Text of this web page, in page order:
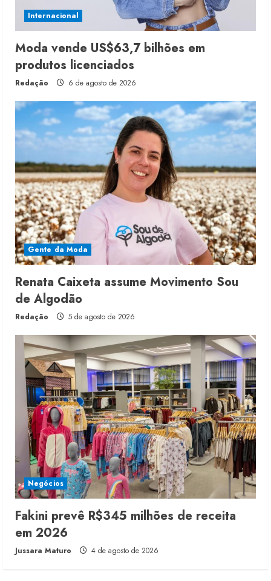
Internacional
Moda vende US$63,7 bilhões em
produtos licenciados
Redação 6 de agosto de 2026
Gente da Moda
Renata Caixeta assume Movimento Sou
de Algodão
Redação 5 de agosto de 2026
Negócios
Fakini prevê R$345 milhões de receita
em 2026
Jussara Maturo 4 de agosto de 2026